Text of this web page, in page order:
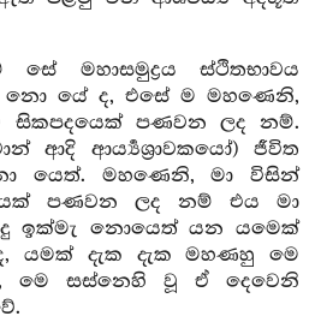
මහාසමුද්‍රය ස්ථිතභාවය
නො යේ ද, එසේ ම මහණෙනි,
සිකපදයෙක් පණවන ලද නම්.
ආදි ආර්‍ය්‍යශ්‍රාවකයෝ) ජීවිත
යෙත්. මහණෙනි, මා විසින්
පණවන ලද නම් එය මා
ඉක්මැ නොයෙත් යන යමෙක්
යමක් දැක දැක මහණහු මෙ
මෙ සස්නෙහි වූ ඒ දෙවෙනි